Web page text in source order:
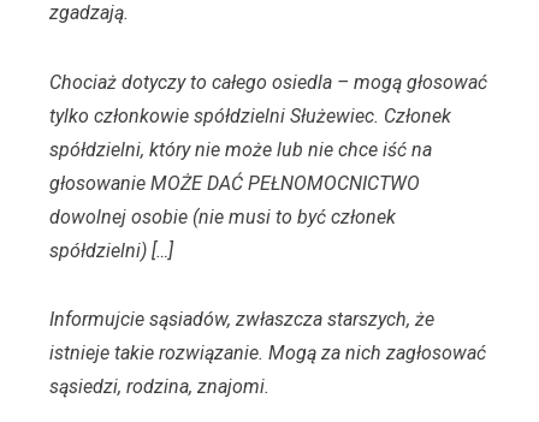
zgadzają.
Chociaż dotyczy to całego osiedla – mogą głosować
tylko członkowie spółdzielni Służewiec. Członek
spółdzielni, który nie może lub nie chce iść na
głosowanie MOŻE DAĆ PEŁNOMOCNICTWO
dowolnej osobie (nie musi to być członek
spółdzielni) […]
Informujcie sąsiadów, zwłaszcza starszych, że
istnieje takie rozwiązanie. Mogą za nich zagłosować
sąsiedzi, rodzina, znajomi.